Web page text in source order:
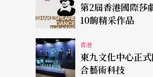
第2屆香港國際莎劇
10齣精采作品
香港
東九文化中心正式開幕 新
合藝術科技